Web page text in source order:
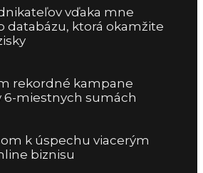
vďaka mne
databázu, ktorá okamžite
rekordné kampane
6-miestnych sumách
k úspechu viacerým
biznisu